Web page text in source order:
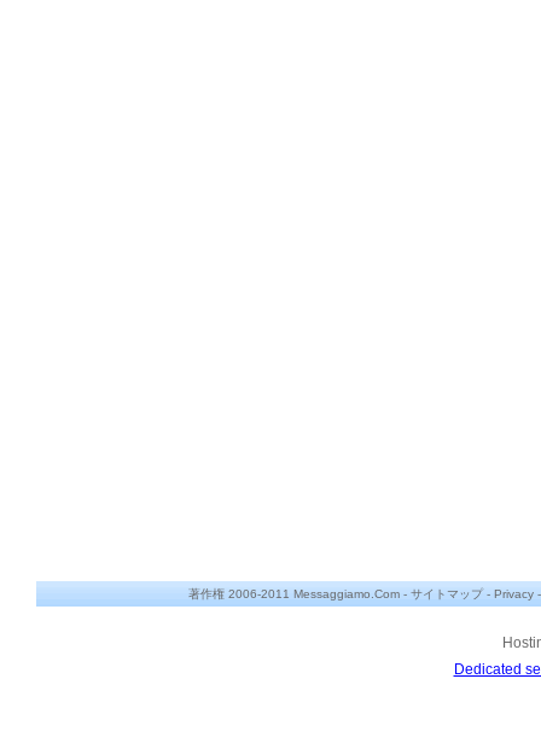
著作権 2006-2011 Messaggiamo.Com - サイトマップ- Privacy
Dedicated